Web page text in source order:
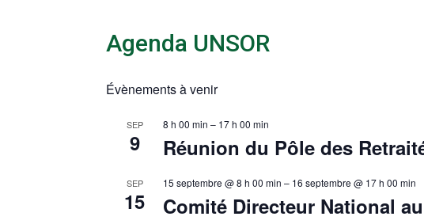
Agenda UNSOR
Évènements à venir
SEP
9
8 h 00 min – 17 h 00 min
Réunion du Pôle des
SEP
15
15 septembre @ 8 h 00 min – 16 septembre @ 17 h 00 min
Comité Directeur National